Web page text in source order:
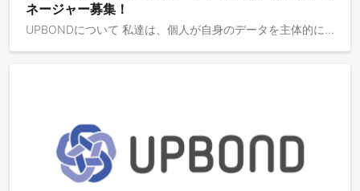
ネージャー募集！
UPBONDについて 私達は、個人が自身のデータを主体的に管理・活用できる仕組みを軸に、AIエージェントとウォレットを活用した次世代の顧客体験を提供するテクノロジーカンパニーです。主なサービスとして、企業のIDに関連する課題を解決する個人主権型のログイン基盤「Login3.0」、個人のライフログを活用したAIエージェントサービス「Login3.0 with AI Agent」 を提供しています。導入実績20社以上の導入実績60万人以上のウォレットユーザーアパホテルにて訪日外国人向け「事前チェックイン×AIエージェント」サービスを提供開始主な業務内容 アカウントマネージャーとして、「Login3.0」を導入している既存顧客との関係構築・強化を担い、顧客成功（Customer Success）と継続率向上を推進していただきます。顧客リレーション：クライアントとの信頼関係構築、アカウント管理ソリューション提案：顧客ニーズの把握、最適なソリューション提案社内連携：プロダクト・サポートチームとの連携、サービス品質担保成長機会創出：アップセル・クロスセル提案、売上拡大課題解決：顧客からの問い合わせ対応、課題解決支援パートナーシップ：長期的なパートナーシップ構築